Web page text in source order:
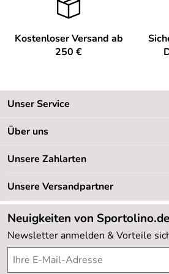
werde euch weiter empfehlen! Mfg
Bewertungsdatum: 20.02.2013
es funktioniert!!
Bewertungsdatum: 21.02.2012
Kostenloser Versand ab
250 €
Unser Service
Kontakt
Newsletter
Retourenabwicklung
Lieferbedingungen
Kundenlogin
Über uns
Unsere Bestseller
Neu
Sale %
Kundenbewertungen (20.177)
4,8/5*****
Unsere Zahlarten
Unsere Versandpartner
Neuigkeiten von Sportolino.de
Newsletter anmelden & Vorteile